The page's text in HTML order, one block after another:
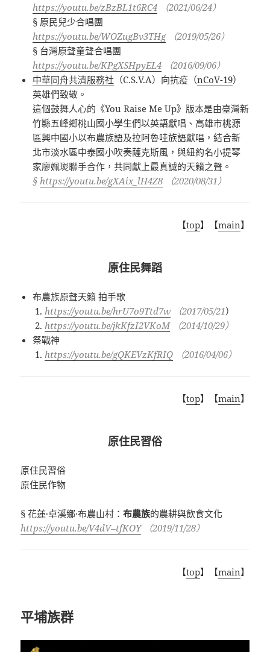
https://youtu.be/zBzBL1t6RC4 （2021/06/24）
§ 原民兒少合唱團
https://youtu.be/WOZugBv3THg
（2019/05/26）
§ 台灣原聲童聲合唱團
https://youtu.be/KPgXSHpyEL4
（2016/09/06）
中華同舟共濟服務社 （C.S.V.A）向抗疫（nCoV-19）
英雄們致敬。
這個鼓舞人心的《You Raise Me Up》版本是由臺灣新
竹縣五峰鄉桃山國小學生們以英語獻唱、高雄市桃源
區興中國小以布農族語及拉阿魯哇族語獻唱，結合新
北市淡水區中泰國小吹奏薩克斯風，與紐約名小提琴
家廖姵珳聯手合作，共同獻上最真誠的天籟之聲。
§https://youtu.be/gXAix_lH4Z8 （2020/08/31）
【top】【main】
原住民舞蹈
布農族原聲天籟 拍手歌
https://youtu.be/hrU7o9Ttd7w
（2017/05/21）
https://youtu.be/jkKfzI2VKoM
（2014/10/29）
祭戰神
https://youtu.be/gQKEVzKfRIQ
（2016/04/06）
【top】【main】
原住民習俗
原住民習俗
原住民作物
§ 花蓮·卓溪鄉·布農山村：布農族的農耕與飲食文化
https://youtu.be/V4dV–tfKOY（2019/11/28）
【top】【main】
平埔族群